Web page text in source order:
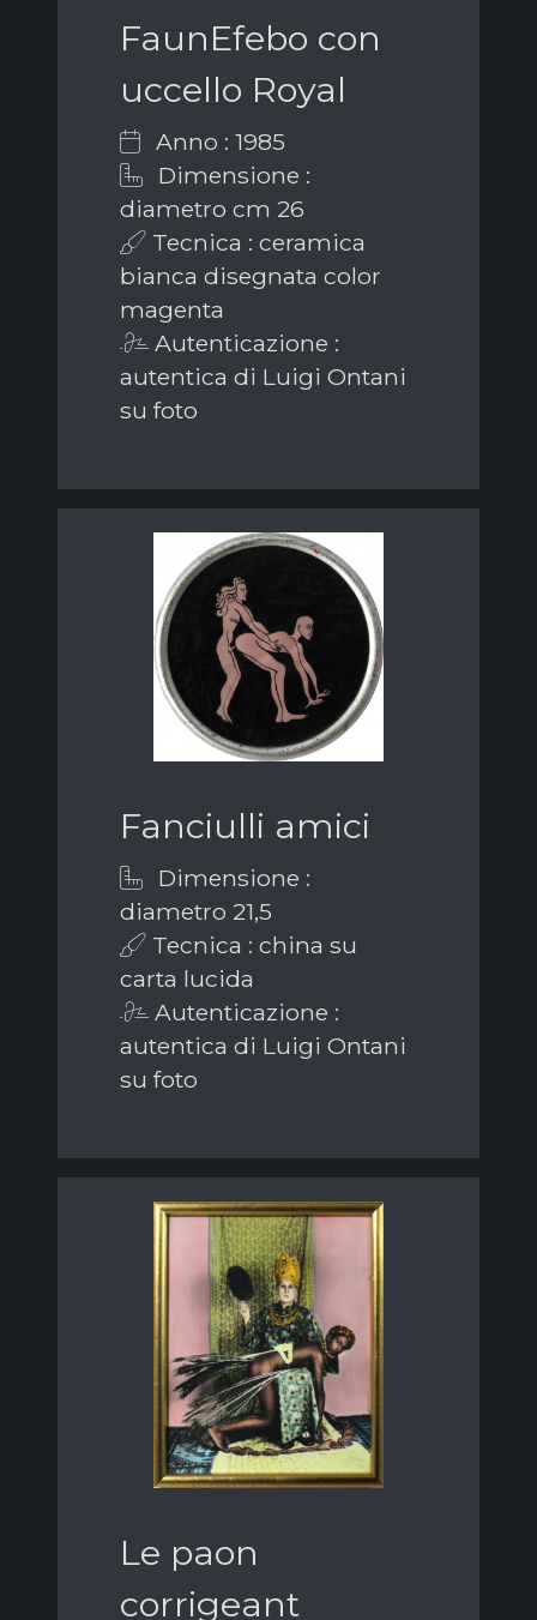
FaunEfebo con
uccello Royal
Anno : 1985
Dimensione :
diametro cm 26
Tecnica : ceramica
bianca disegnata color
magenta
Autenticazione :
autentica di Luigi Ontani
su foto
Fanciulli amici
Dimensione :
diametro 21,5
Tecnica : china su
carta lucida
Autenticazione :
autentica di Luigi Ontani
su foto
Le paon
corrigeant